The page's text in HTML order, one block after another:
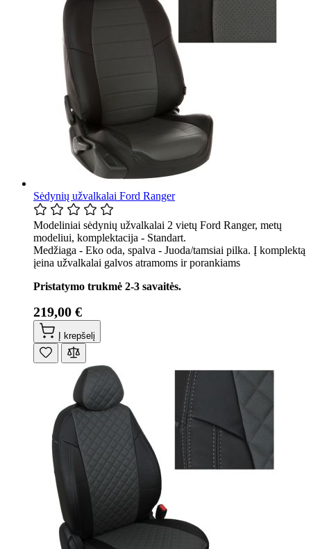
Sėdynių užvalkalai Ford Ranger
Modeliniai sėdynių užvalkalai 2 vietų Ford Ranger, metų
modeliui, komplektacija - Standart.
Medžiaga - Eko oda, spalva - Juoda/tamsiai pilka. Į komplektą
įeina užvalkalai galvos atramoms ir porankiams
Pristatymo trukmė 2-3 savaitės.
219,00 €
Į krepšelį